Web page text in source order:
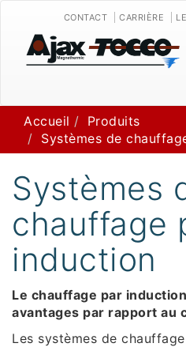
CONTACT CARRIÈRE
Accueil
Produits
Systèmes de
Systèmes
chauffage
induction
Le chauffage par
avantages par rapport au
Les systèmes de